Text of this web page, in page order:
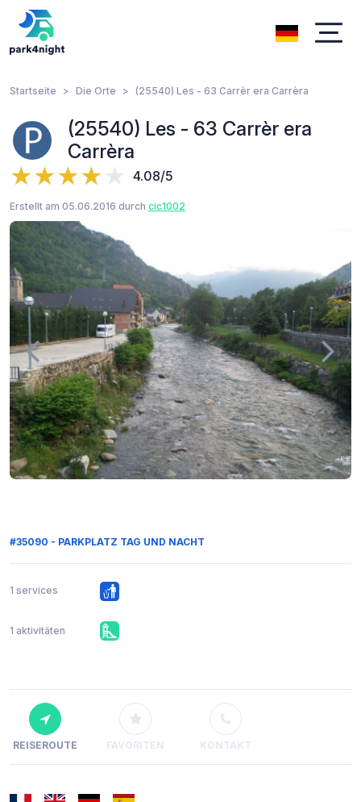
Startseite Die Orte (25540) Les - 63 Carrèr era Carrèra
(25540) Les - 63 Carrèr era
Carrèra
4.08/5
Erstellt am 05.06.2016 durch cic1002
#35090 - PARKPLATZ TAG UND NACHT
1 services
1 aktivitäten
REISEROUTE FAVORITEN KONTAKT